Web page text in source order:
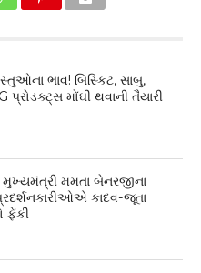
ભાવ! બિસ્કિટ, સાબુ,
મોંઘી થવાની તૈયારી
મુખ્યમંત્રી મમતા બેનરજીના
કાદવ-જૂતા
ફેંકી